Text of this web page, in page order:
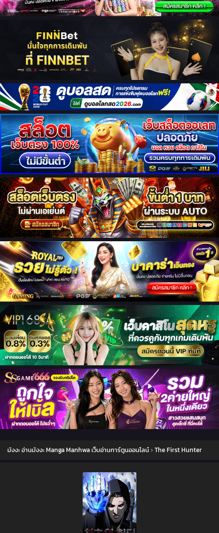
มังงะ อ่านมังงะ Manga Manhwa เว็บอ่านการ์ตูนออนไลน์›The First Hunter